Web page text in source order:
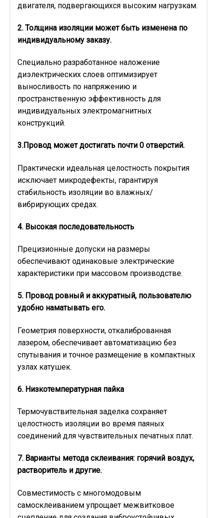
двигателя, подвергающихся высоким нагрузкам.
2. Толщина изоляции может быть изменена по
индивидуальному заказу.
Специально разработанное наложение
диэлектрических слоев оптимизирует
выносливость по напряжению и
пространственную эффективность для
индивидуальных электромагнитных
конструкций.
3.Провод может достигать почти 0 отверстий.
Практически идеальная целостность покрытия
исключает микродефекты, гарантируя
стабильность изоляции во влажных/
вибрирующих средах.
4. Высокая последовательность
Прецизионные допуски на размеры
обеспечивают одинаковые электрические
характеристики при массовом производстве.
5. Провод ровный и аккуратный, пользователю
удобно наматывать его.
Геометрия поверхности, откалиброванная
лазером, обеспечивает автоматизацию без
спутывания и точное размещение в компактных
узлах катушек.
6. Низкотемпературная пайка
Термочувствительная заделка сохраняет
целостность изоляции во время паяных
соединений для чувствительных печатных плат.
7. Варианты метода склеивания: горячий воздух,
растворитель и другие.
Совместимость с многомодовым
самосклеиванием упрощает межвитковое